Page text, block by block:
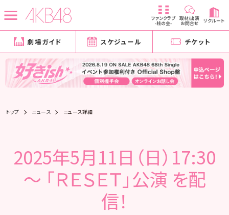
ファンクラブ
-柱の会-
取材/出演
お問合せ リクルート
劇場ガイド スケジュール チケット
トップ ニュース ニュース詳細
2025年5月11日（日）17:30
～ 「ＲＥＳＥＴ」公演 を配
信！